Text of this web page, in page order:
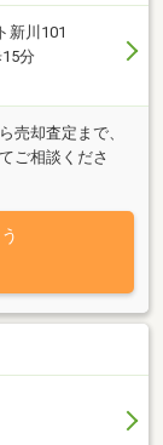
新川101
分
売却査定まで、
ご相談くださ